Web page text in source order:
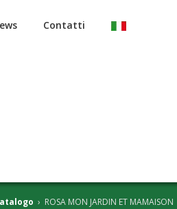
Contatti
› ROSA MON JARDIN ET MAMAISON